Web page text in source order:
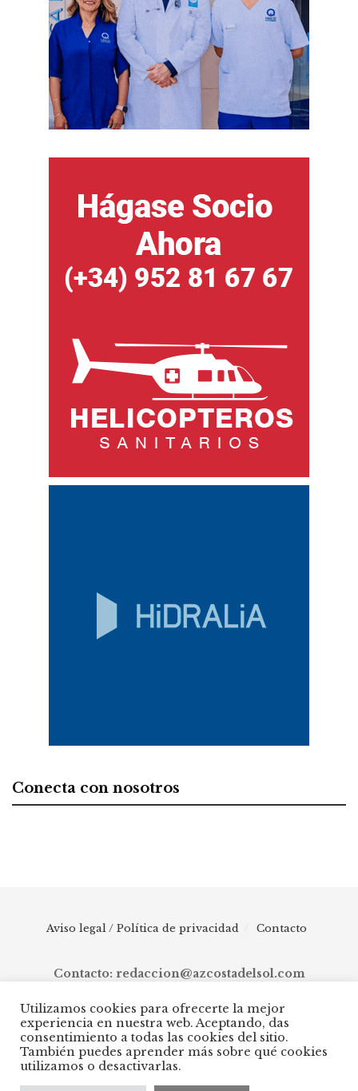
Conecta con nosotros
Aviso legal / Política de privacidad Contacto
Contacto: redaccion@azcostadelsol.com
© 2025 AZ Costa del Sol - Diario digital de Málaga capital hasta
Manilva, pasando por Torremolinos, Benalmádena, Fuengirola,
Mijas, Ojén, Marbella, Istán, Benahavís, Estepona y Casares.
Utilizamos cookies para ofrecerte la mejor
experiencia en nuestra web. Aceptando, das
consentimiento a todas las cookies del sitio.
También puedes aprender más sobre qué cookies
utilizamos o desactivarlas.